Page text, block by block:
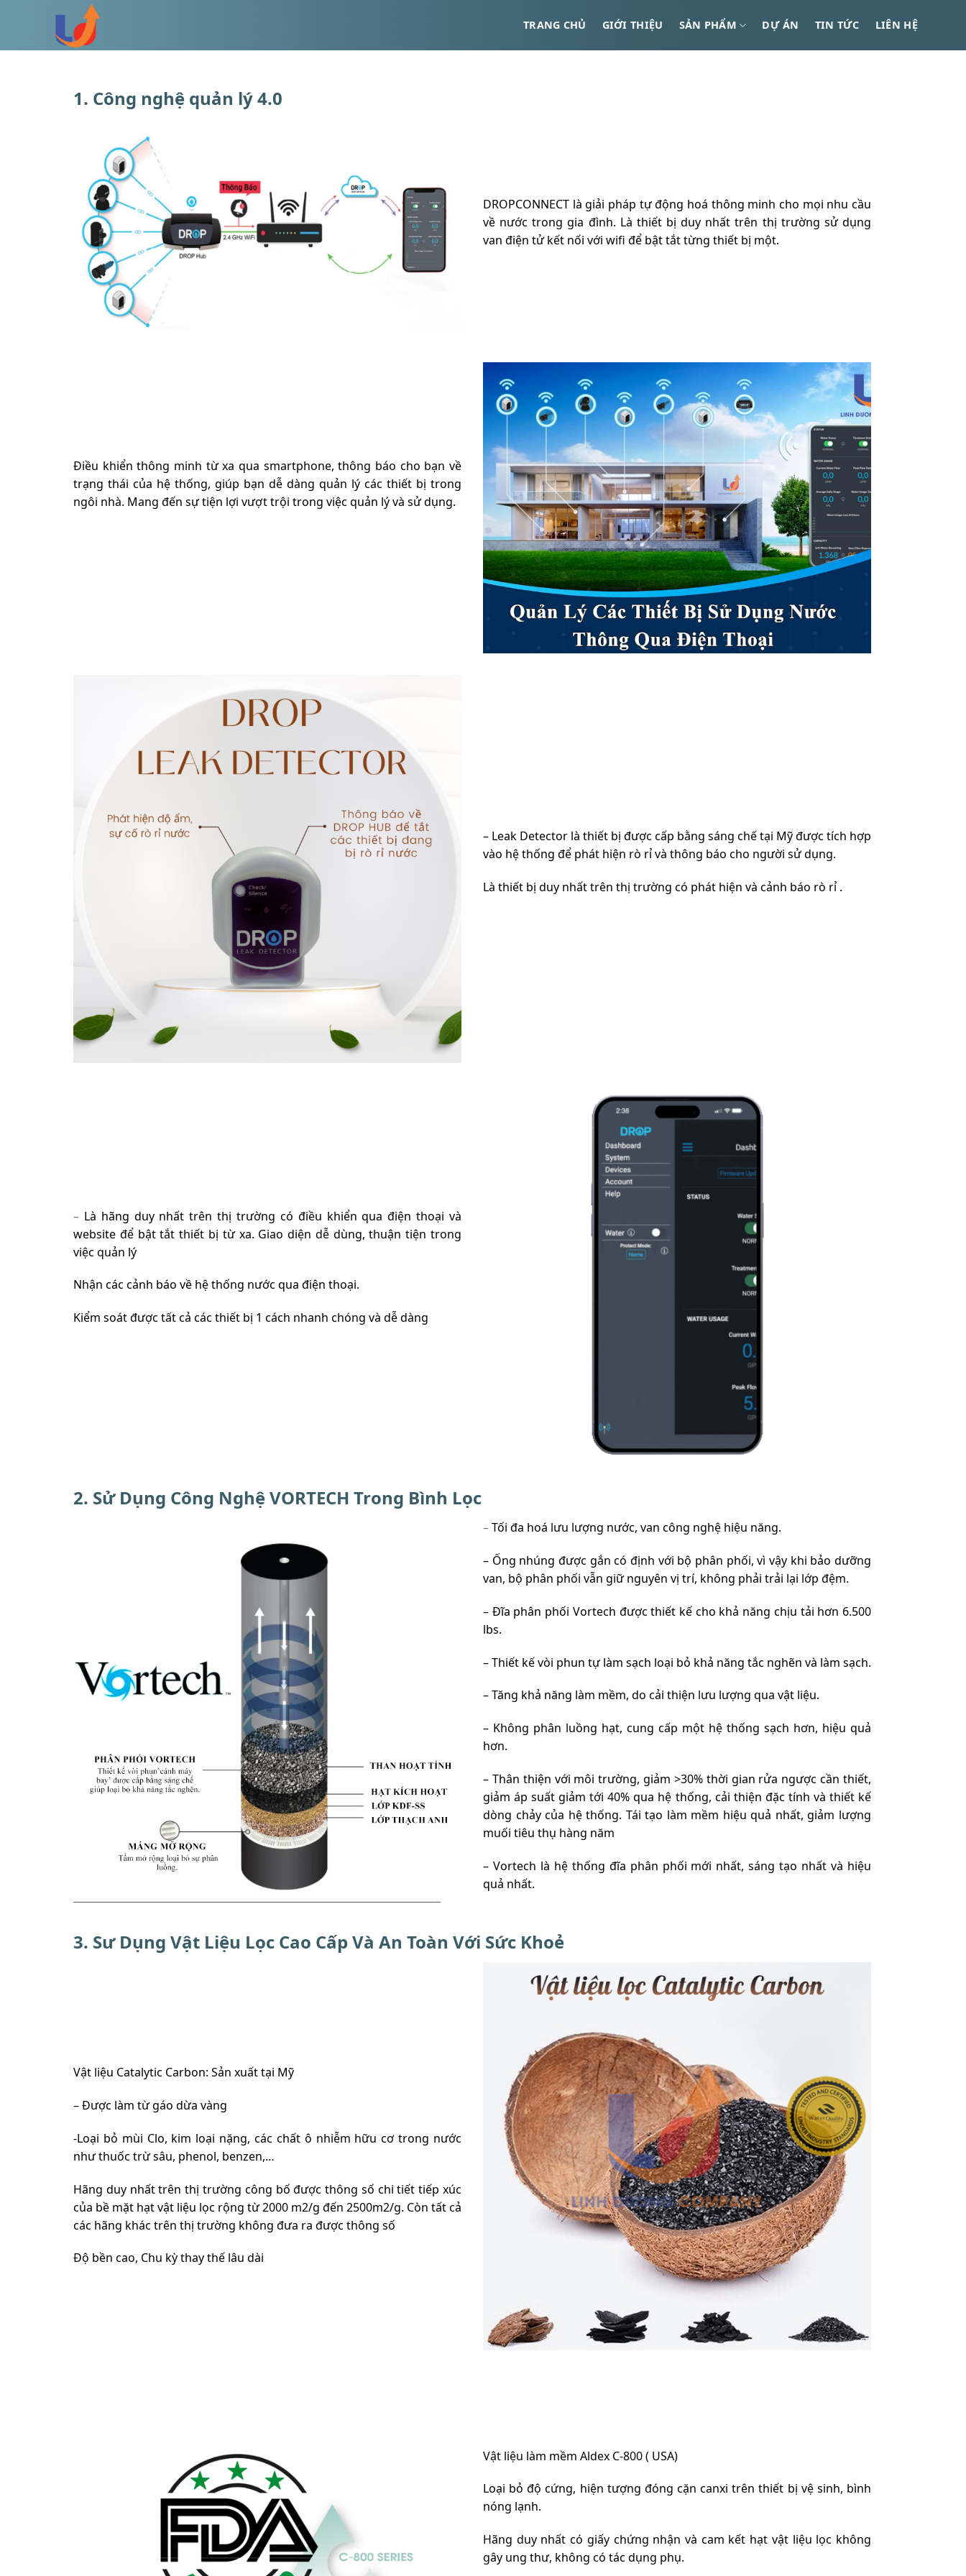
TRANG CHỦ GIỚI THIỆU SẢN PHẨM DỰ ÁN TIN TỨC LIÊN HỆ
1. Công nghệ quản lý 4.0
DROPCONNECT là giải pháp tự động hoá thông minh cho mọi nhu cầu
về nước trong gia đình. Là thiết bị duy nhất trên thị trường sử dụng
van điện tử kết nối với wifi để bật tắt từng thiết bị một.
Điều khiển thông minh từ xa qua smartphone, thông báo cho bạn về
trạng thái của hệ thống, giúp bạn dễ dàng quản lý các thiết bị trong
ngôi nhà. Mang đến sự tiện lợi vượt trội trong việc quản lý và sử dụng.
– Leak Detector là thiết bị được cấp bằng sáng chế tại Mỹ được tích hợp
vào hệ thống để phát hiện rò rỉ và thông báo cho người sử dụng.
Là thiết bị duy nhất trên thị trường có phát hiện và cảnh báo rò rỉ .
– Là hãng duy nhất trên thị trường có điều khiển qua điện thoại và
website để bật tắt thiết bị từ xa. Giao diện dễ dùng, thuận tiện trong
việc quản lý
Nhận các cảnh báo về hệ thống nước qua điện thoại.
Kiểm soát được tất cả các thiết bị 1 cách nhanh chóng và dễ dàng
2. Sử Dụng Công Nghệ VORTECH Trong Bình Lọc
–Tối đa hoá lưu lượng nước, van công nghệ hiệu năng.
– Ống nhúng được gắn có định với bộ phân phối, vì vậy khi bảo dưỡng
van, bộ phân phối vẫn giữ nguyên vị trí, không phải trải lại lớp đệm.
– Đĩa phân phối Vortech được thiết kế cho khả năng chịu tải hơn 6.500
lbs.
– Thiết kế vòi phun tự làm sạch loại bỏ khả năng tắc nghẽn và làm sạch.
– Tăng khả năng làm mềm, do cải thiện lưu lượng qua vật liệu.
– Không phân luồng hạt, cung cấp một hệ thống sạch hơn, hiệu quả
hơn.
– Thân thiện với môi trường, giảm >30% thời gian rửa ngược cần thiết,
giảm áp suất giảm tới 40% qua hệ thống, cải thiện đặc tính và thiết kế
dòng chảy của hệ thống. Tái tạo làm mềm hiệu quả nhất, giảm lượng
muối tiêu thụ hàng năm
– Vortech là hệ thống đĩa phân phối mới nhất, sáng tạo nhất và hiệu
quả nhất.
3. Sư Dụng Vật Liệu Lọc Cao Cấp Và An Toàn Với Sức Khoẻ
Vật liệu Catalytic Carbon: Sản xuất tại Mỹ
– Được làm từ gáo dừa vàng
-Loại bỏ mùi Clo, kim loại nặng, các chất ô nhiễm hữu cơ trong nước
như thuốc trừ sâu, phenol, benzen,…
Hãng duy nhất trên thị trường công bố được thông số chi tiết tiếp xúc
của bề mặt hạt vật liệu lọc rộng từ 2000 m2/g đến 2500m2/g. Còn tất cả
các hãng khác trên thị trường không đưa ra được thông số
Độ bền cao, Chu kỳ thay thế lâu dài
Vật liệu làm mềm Aldex C-800 ( USA)
Loại bỏ độ cứng, hiện tượng đóng cặn canxi trên thiết bị vệ sinh, bình
nóng lạnh.
Hãng duy nhất có giấy chứng nhận và cam kết hạt vật liệu lọc không
gây ung thư, không có tác dụng phụ.